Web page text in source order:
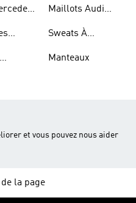
Team
Maillots Audi
Sweats À
Revolut f1 Team
Manteaux
et vous pouvez nous aider
la page